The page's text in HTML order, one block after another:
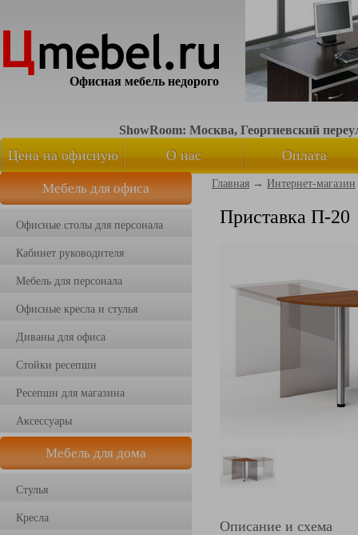
Офисная мебель недорого
ShowRoom: Москва, Георгиевский
Цена на офисную
мебель
О нас Оплата
Мебель для офиса
Офисные столы для персонала
Кабинет руководителя
Мебель для персонала
Офисные кресла и стулья
Диваны для офиса
Стойки ресепшн
Ресепшн для магазина
Аксессуары
Мебель для дома
Стулья
Кресла
Главная → Интернет-магазин
Приставка П-20
Описание и схема